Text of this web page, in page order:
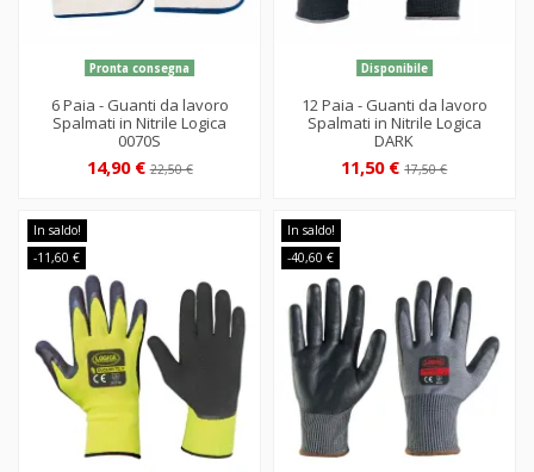
Pronta consegna
6 Paia - Guanti da lavoro
Spalmati in Nitrile Logica
0070S
14,90 €22,50 €
Disponibile
12 Paia - Guanti da lavoro
Spalmati in Nitrile Logica
DARK
11,50 €17,50 €
In saldo!
-11,60 €
In saldo!
-40,60 €